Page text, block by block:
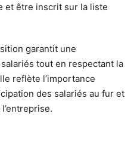
et être inscrit sur la liste
garantit une
tout en respectant la
reflète l’importance
des salariés au fur et